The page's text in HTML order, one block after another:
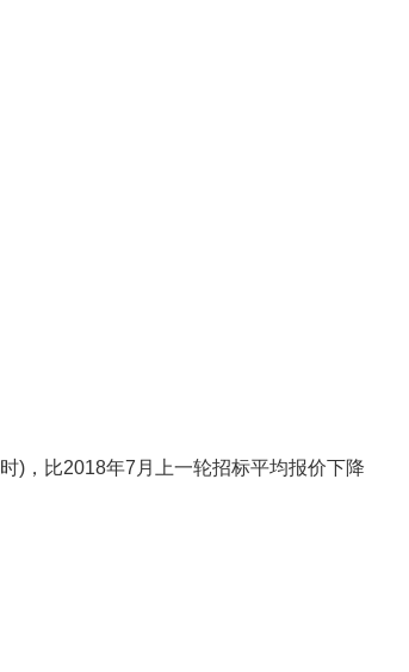
)，比2018年7月上一轮招标平均报价下降